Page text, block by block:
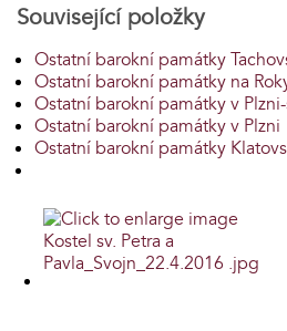
Související položky
Ostatní barokní památky
Ostatní barokní památky na
Ostatní barokní památky v
Ostatní barokní památky v Plzni
Ostatní barokní památky